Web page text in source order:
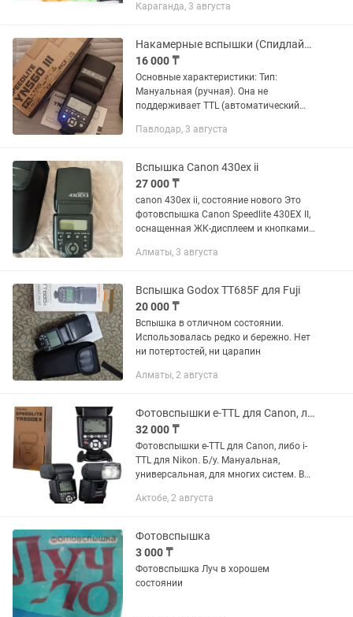
головка выбор угла освещения: авто,
Караганда, 3 августа
Накамерные вспышки (Спидлайты)
16 000 ₸
Основные характеристики: Тип:
Мануальная (ручная). Она не
поддерживает TTL (автоматический
импульса нужно выставлять вручную
Встроенный...
Павлодар, 3 августа
Вспышка Canon 430ex ii
27 000 ₸
canon 430ex ii, состояние нового Это
фотовспышка Canon Speedlite 430EX II,
оснащенная ЖК-дисплеем и кнопками
панели.Устройство предназначено для
Алматы, 3 августа
Вспышка Godox TT685F для Fuji
20 000 ₸
Вспышка в отличном состоянии.
Использовалась редко и бережно. Нет
ни потертостей, ни царапин
Алматы, 2 августа
Фотовспышки e-TTL для Canon, либо i-TTL для Nikon. Б/у
32 000 ₸
Фотовспышки e-TTL для Canon, либо i-
TTL для Nikon. Б/у. Мануальная,
универсальная, для многих систем. В
оригинал Nikon. Цены разные.
Актобе, 2 августа
Фотовспышка
3 000 ₸
Фотовспышка Луч в хорошем
состоянии